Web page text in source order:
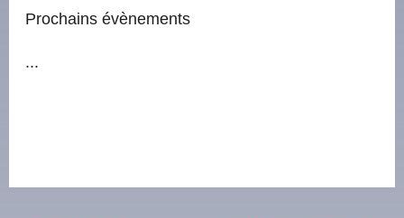
Prochains évènements
...